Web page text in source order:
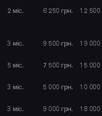
2 міс. 6 250 грн. 12 500
3 міс. 9 500 грн. 19 000
5 міс. 7 500 грн. 15 000
3 міс. 5 000 грн. 10 000
3 міс. 9 000 грн. 18 000